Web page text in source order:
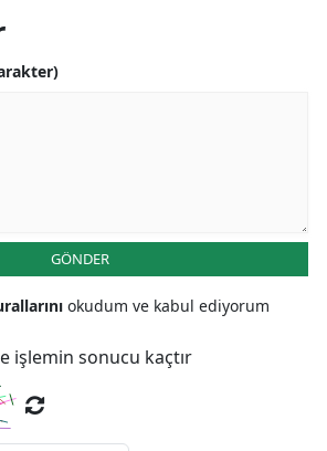
GÖNDER
okudum ve kabul ediyorum
işlemin sonucu kaçtır